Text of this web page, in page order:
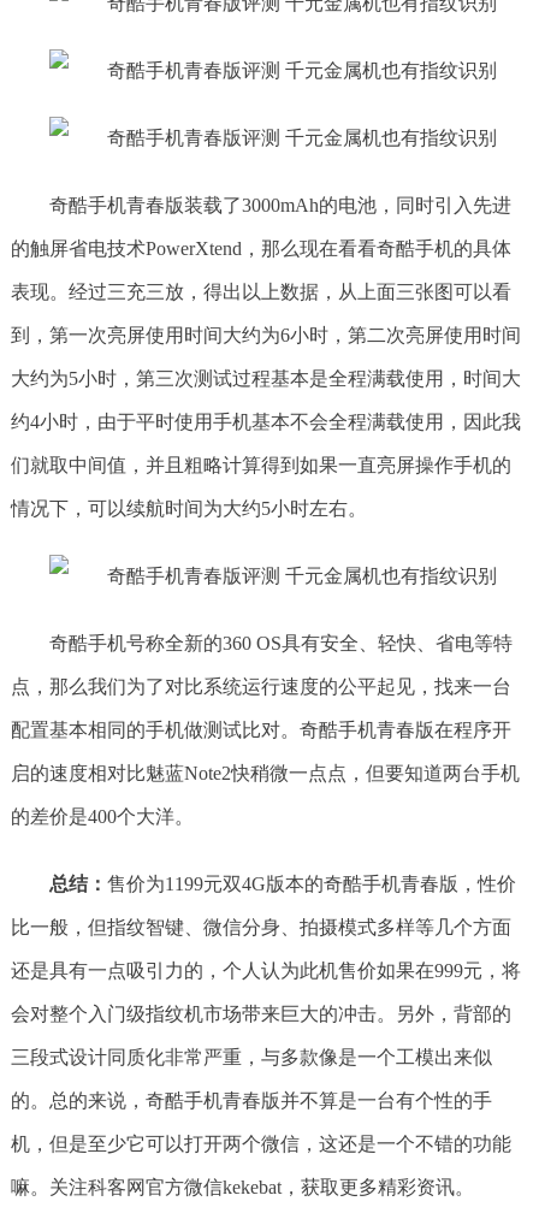
奇酷手机青春版装载了3000mAh的电池，同时引入先进
的触屏省电技术PowerXtend，那么现在看看奇酷手机的具体
表现。经过三充三放，得出以上数据，从上面三张图可以看
到，第一次亮屏使用时间大约为6小时，第二次亮屏使用时间
大约为5小时，第三次测试过程基本是全程满载使用，时间大
约4小时，由于平时使用手机基本不会全程满载使用，因此我
们就取中间值，并且粗略计算得到如果一直亮屏操作手机的
情况下，可以续航时间为大约5小时左右。
奇酷手机号称全新的360 OS具有安全、轻快、省电等特
点，那么我们为了对比系统运行速度的公平起见，找来一台
配置基本相同的手机做测试比对。奇酷手机青春版在程序开
启的速度相对比魅蓝Note2快稍微一点点，但要知道两台手机
的差价是400个大洋。
总结： 售价为1199元双4G版本的奇酷手机青春版，性价
比一般，但指纹智键、微信分身、拍摄模式多样等几个方面
还是具有一点吸引力的，个人认为此机售价如果在999元，将
会对整个入门级指纹机市场带来巨大的冲击。另外，背部的
三段式设计同质化非常严重，与多款像是一个工模出来似
的。总的来说，奇酷手机青春版并不算是一台有个性的手
机，但是至少它可以打开两个微信，这还是一个不错的功能
嘛。关注科客网官方微信kekebat，获取更多精彩资讯。